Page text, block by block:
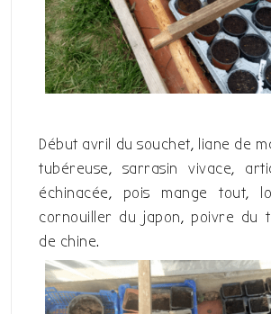
Début avril du souchet, liane de
tubéreuse, sarrasin vivace,
échinacée, pois mange tout,
cornouiller du japon, poivre du
de chine.